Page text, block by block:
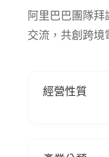
阿里巴巴團隊
交流，共創跨境
經營性質